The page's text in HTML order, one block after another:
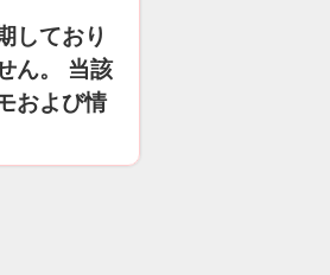
しており
ん。 当該
および情